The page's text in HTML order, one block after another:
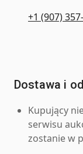
+1 (907)
Dostawa i
Kupujący
serwisu
zostanie w